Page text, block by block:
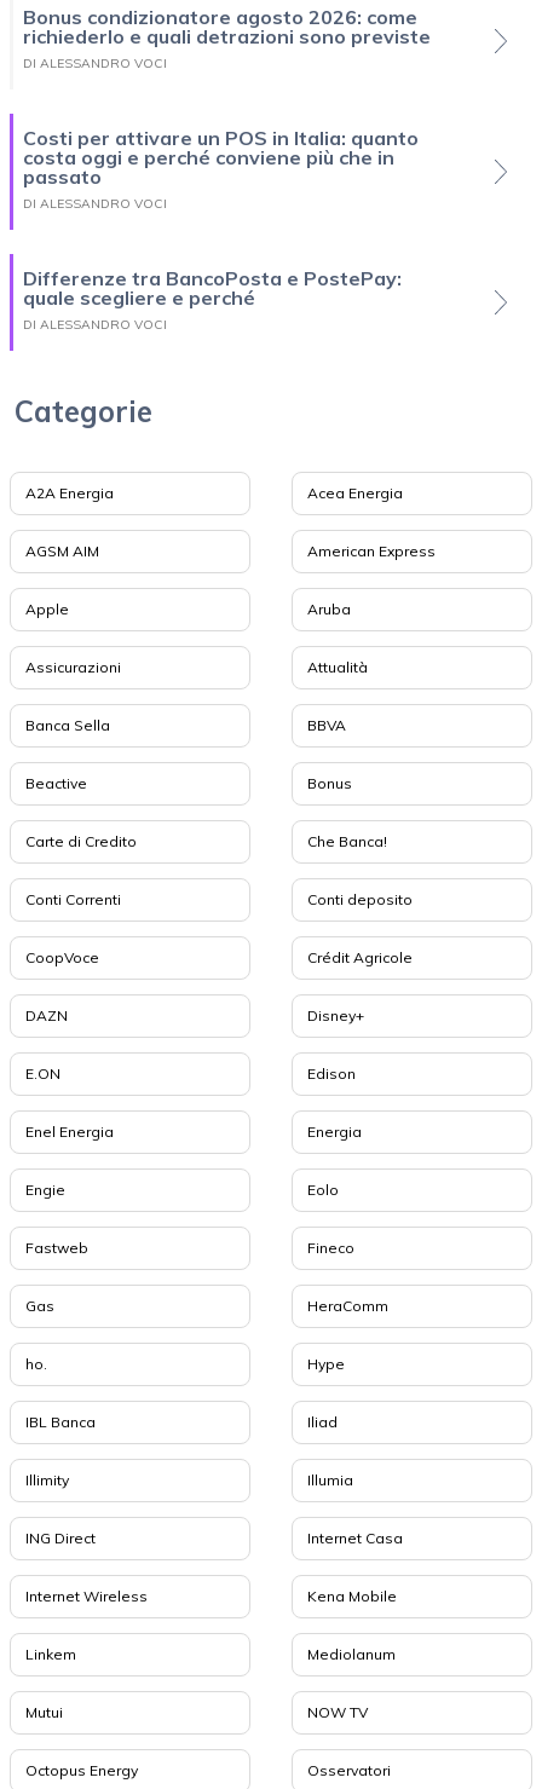
Bonus condizionatore agosto 2026: come
richiederlo e quali detrazioni sono previste
DI ALESSANDRO VOCI
Costi per attivare un POS in Italia: quanto
costa oggi e perché conviene più che in
passato
DI ALESSANDRO VOCI
Differenze tra BancoPosta e PostePay:
quale scegliere e perché
DI ALESSANDRO VOCI
Categorie
A2A Energia Acea Energia
AGSM AIM American Express
Apple Aruba
Assicurazioni Attualità
Banca Sella BBVA
Beactive Bonus
Carte di Credito Che Banca!
Conti Correnti Conti deposito
CoopVoce Crédit Agricole
DAZN Disney+
E.ON Edison
Enel Energia Energia
Engie Eolo
Fastweb Fineco
Gas HeraComm
ho. Hype
IBL Banca Iliad
Illimity Illumia
ING Direct Internet Casa
Internet Wireless Kena Mobile
Linkem Mediolanum
Mutui NOW TV
Octopus Energy Osservatori